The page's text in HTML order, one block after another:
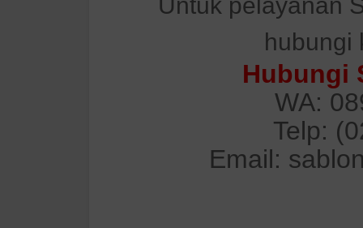
Untuk pelayanan
hubungi
Hubungi
WA:
Telp:
Email: